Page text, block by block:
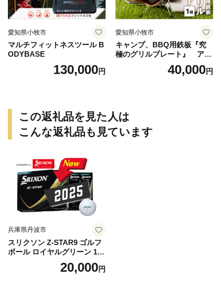
愛知県小牧市
マルチフィットネスツール B
ODYBASE
130,000円
愛知県小牧市
キャンプ、BBQ用鉄板『究
極のグリルプレート』 アウ
トドア用品 レジャー キャン
プ バーベキュー BBQ 鉄板
40,000円
この返礼品を見た人は
こんな返礼品も見ています
兵庫県丹波市
スリクソン Z-STAR9 ゴルフ
ボール ロイヤルグリーン 1ダ
ース 12球 兵庫県丹波市 ふる
20,000円